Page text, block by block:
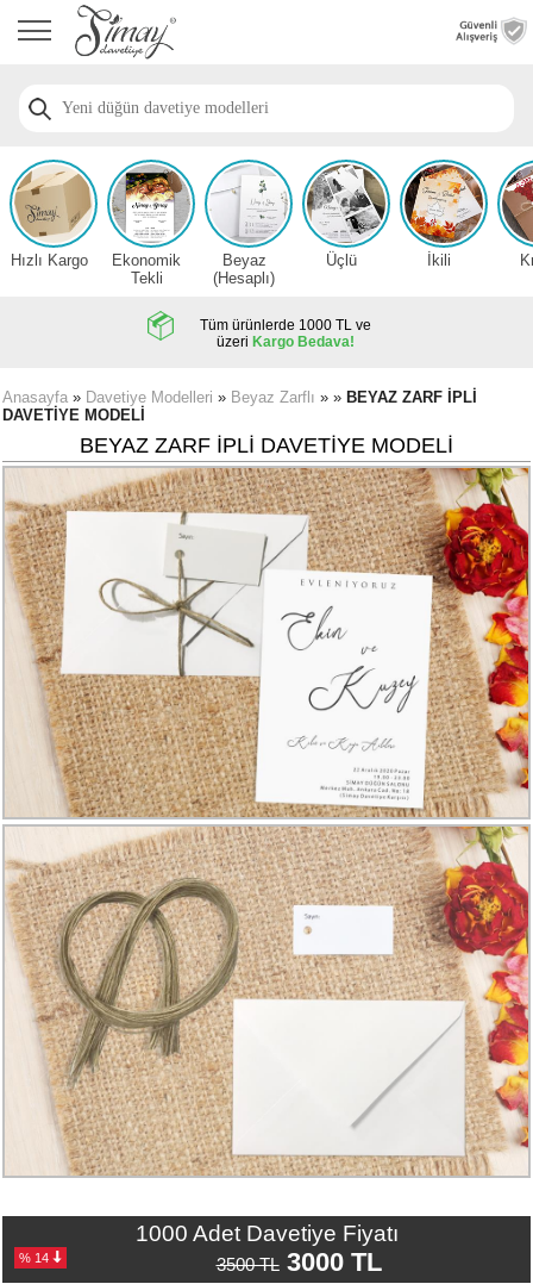
Anasayfa
Davetiye
Nişan
Davetiye
Modelleri
Düğün
Davetiye
Hesaplı
Davetiye
Modelleri
Karikatürlü
Davetiye
Modelleri
Düğün
Davetiye
Modelleri
Atatürk'lü
Davetiyeler
Papatyalı
Davetiye
Modelleri
Dini
Düğün
Davetiyeler
Numune
(ücretsiz)
Gerçek
Yorumları
Hızlı Kargo
Ekonomik
Tekli
Beyaz
(Hesaplı)
Üçlü İkili
Tüm ürünlerde 1000 TL ve
üzeri Kargo Bedava!
Anasayfa » Davetiye Modelleri » Beyaz Zarflı » » BEYAZ ZARF İPLİ
DAVETİYE MODELİ
BEYAZ ZARF İPLİ DAVETİYE MODELİ
1000 Adet Davetiye Fiyatı
% 14 3500 TL3000 TL